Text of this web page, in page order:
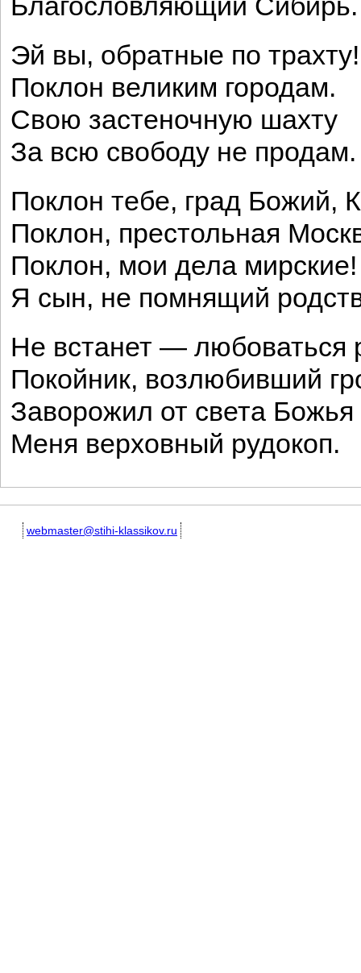
Благословляющий Сибирь.
Эй вы, обратные по трахту!
Поклон великим городам.
Свою застеночную шахту
За всю свободу не продам.
Поклон тебе, град Божий,
Поклон, престольная
Поклон, мои дела мирские!
Я сын, не помнящий
Не встанет — любоваться
Покойник, возлюбивший
Заворожил от света Божья
Меня верховный рудокоп.
webmaster@stihi-klassikov.ru